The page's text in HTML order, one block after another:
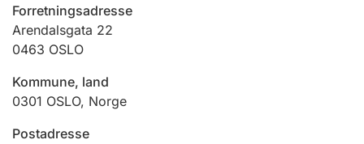
Jeger
Ektepaktveileder
Forretningsadresse
Arendalsgata 22
0463 OSLO
Kommune, land
0301 OSLO, Norge
Postadresse